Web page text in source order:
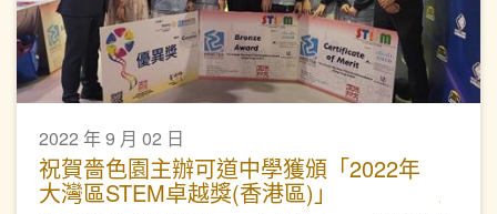
2022 年 9 月 02 日
祝賀嗇色園主辦可道中學獲頒「2022年
大灣區STEM卓越獎(香港區)」